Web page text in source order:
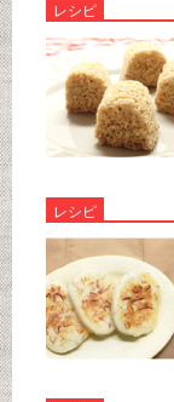
レシピ
レシピ